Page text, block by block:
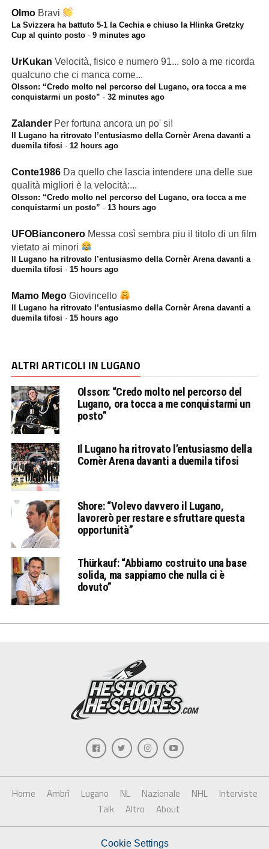
Olmo Bravi
La Svizzera ha battuto 5-1 la Cechia e chiuso la Hlinka Gretzky
Cup al quinto posto· 9 minutes ago
UrKukan Velocità, fisico e numero 91... solo a me ricorda
qualcuno che ci manca come...
Olsson: “Credo molto nel percorso del Lugano, ora tocca a me
conquistarmi un posto” · 32 minutes ago
Zalander Per fortuna ancora un po' si!
Il Lugano ha ritrovato l’entusiasmo della Cornèr Arena davanti a
duemila tifosi · 12 hours ago
Conte1986 Da quello che lascia intendere una delle sue
qualità migliori è la velocità:...
Olsson: “Credo molto nel percorso del Lugano, ora tocca a me
conquistarmi un posto” · 13 hours ago
UFOBianconero Messa così sembra piu il titolo di un film
vietato ai minori
Il Lugano ha ritrovato l’entusiasmo della Cornèr Arena davanti a
duemila tifosi · 15 hours ago
Mamo Mego Giovincello
Il Lugano ha ritrovato l’entusiasmo della Cornèr Arena davanti a
duemila tifosi · 15 hours ago
ALTRI ARTICOLI IN LUGANO
Olsson: “Credo molto nel percorso del
Lugano, ora tocca a me conquistarmi un
posto”
Il Lugano ha ritrovato l’entusiasmo della
Cornèr Arena davanti a duemila tifosi
Shore: “Volevo davvero il Lugano,
lavorerò per restare e sfruttare questa
opportunità”
Thürkauf: “Abbiamo costruito una base
solida, ma sappiamo che nulla ci è
dovuto”
Home Ambrì Lugano NL Nazionale NHL
Interviste
Talk
Altro About
Cookie Settings